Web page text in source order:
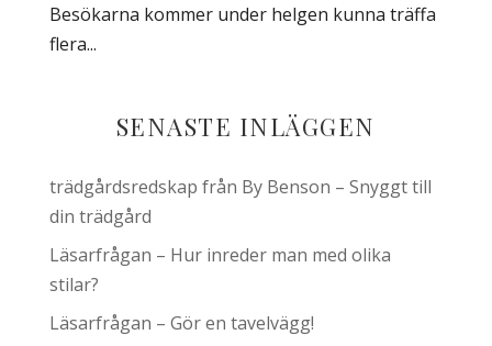
Besökarna kommer under helgen kunna träffa
flera...
SENASTE INLÄGGEN
trädgårdsredskap från By Benson – Snyggt till
din trädgård
Läsarfrågan – Hur inreder man med olika
stilar?
Läsarfrågan – Gör en tavelvägg!